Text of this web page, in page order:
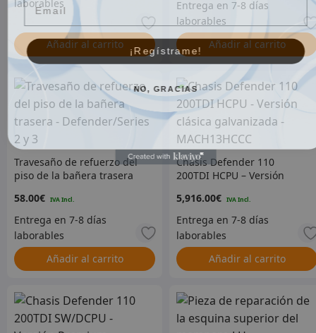
Añadir al carrito Añadir al carrito
Travesaño de refuerzo del
piso de la bañera trasera
58.00€
Añadir al carrito
Chasis Defender 110
200TDI HCPU – Versión
MACH13HCCC
5,916.00€
Añadir al carrito
¡Regístrame!
NO, GRACIAS